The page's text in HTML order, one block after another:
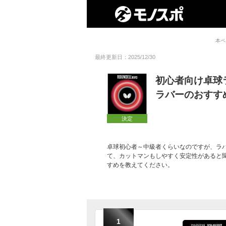
本
最終更新日：2025/12/30
決定
初心者向け卓球
ラバーのおすす
卓球初心者～中級者くらいなのですが、ラ
て、カットマンもしやすく安定性があると
すめを教えてください。
1